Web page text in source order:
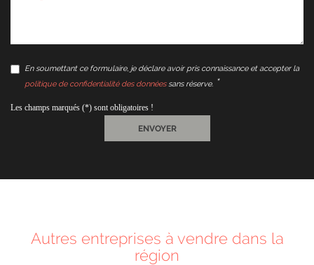
En soumettant ce formulaire, je déclare avoir pris connaissance et accepter la
politique de confidentialité des donnéessans réserve.
Les champs marqués (*) sont obligatoires !
ENVOYER
Autres entreprises à vendre dans la
région